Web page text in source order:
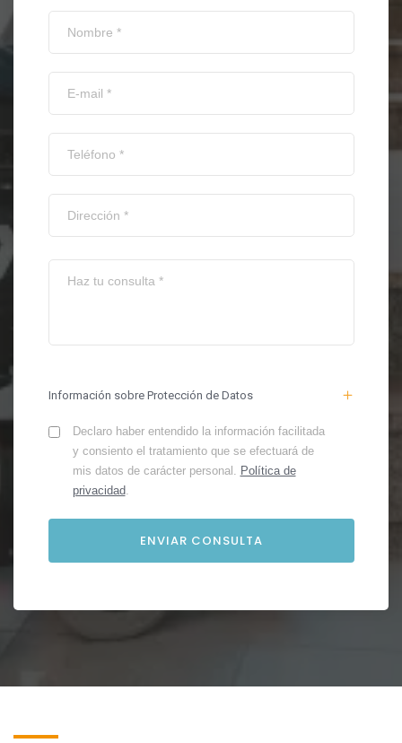
Información sobre Protección de Datos
Declaro haber entendido la información facilitada
y consiento el tratamiento que se efectuará de
mis datos de carácter personal. Política de
privacidad.